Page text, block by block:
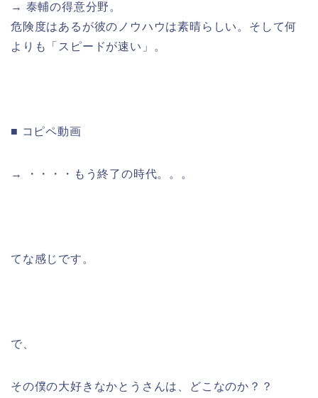
→ 泰輔の得意分野。
危険度はあるが彼のノウハウは素晴らしい。そして何
よりも「スピードが速い」。
■ コピペ動画
→ ・・・・もう終了の時代。。。
てな感じです。
で、
その僕の大好きなかとうさんは、どこなのか？？